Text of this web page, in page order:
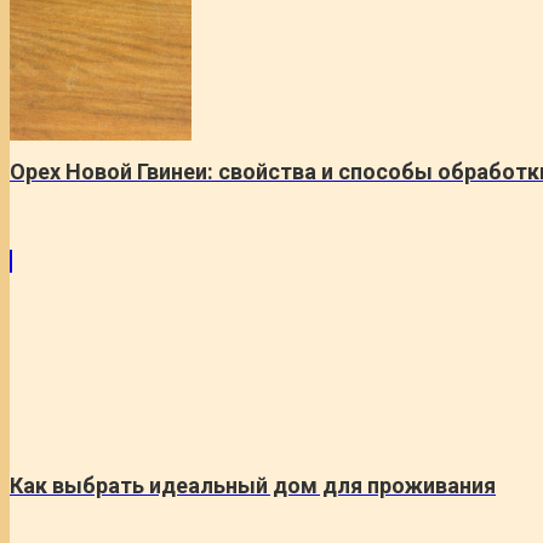
Орех Новой Гвинеи: свойства и способы
Как выбрать идеальный дом для проживания